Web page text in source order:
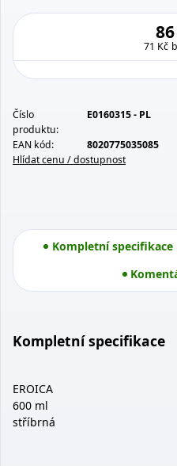
71 Kč
Číslo
produktu:
E0160315 - PL
EAN kód:
8020775035085
Hlídat cenu / dostupnost
Kompletní specifikace
Kompletní specifikace
EROICA
600 ml
stříbrná